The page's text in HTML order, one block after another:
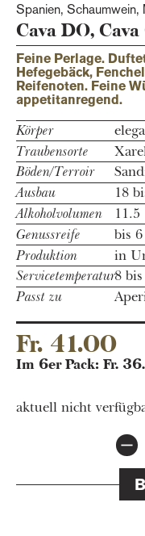
Spanien, Schaumwein,
Cava DO,
Feine Perlage.
Hefegebäck,
Reifenoten. Feine
appetitanregend.
Körper
Traubensorte
Böden/Terroir
Ausbau
18
Alkoholvolumen
11.5
Genussreife
bis
Produktion
in
Servicetemperatur8 bis
Passt zu
Fr. 41.00
aktuell nicht
Im 6er Pack: Fr.